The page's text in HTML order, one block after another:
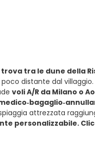
trova tra le dune
distante dal villaggio.
voli A/R da Milano o
attrezzata
personalizzabile.